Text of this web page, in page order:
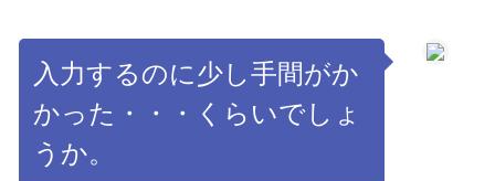
入力するのに少し手間がか
かった・・・くらいでしょ
うか。